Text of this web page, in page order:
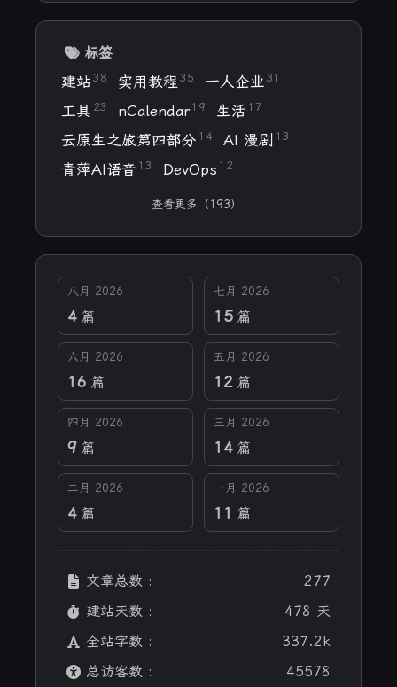
标签
建站 38 实用教程 35 一人企业 31
工具 23 nCalendar 19 生活 17
云原生之旅第四部分 14 AI 漫剧 13
青萍AI语音 13 DevOps 12
查看更多（193）
八月 2026
4 篇
七月 2026
15 篇
六月 2026
16 篇
五月 2026
12 篇
四月 2026
9 篇
三月 2026
14 篇
二月 2026
4 篇
一月 2026
11 篇
文章总数 :
277
建站天数 :
478 天
全站字数 :
337.2k
总访客数 :
45578